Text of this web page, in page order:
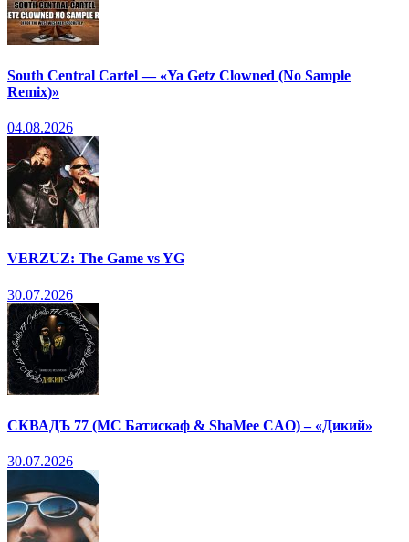
South Central Cartel — «Ya Getz Clowned (No Sample
Remix)»
04.08.2026
VERZUZ: The Game vs YG
30.07.2026
СКВАДЪ 77 (МС Батискаф & ShaMee CAO) – «Дикий»
30.07.2026